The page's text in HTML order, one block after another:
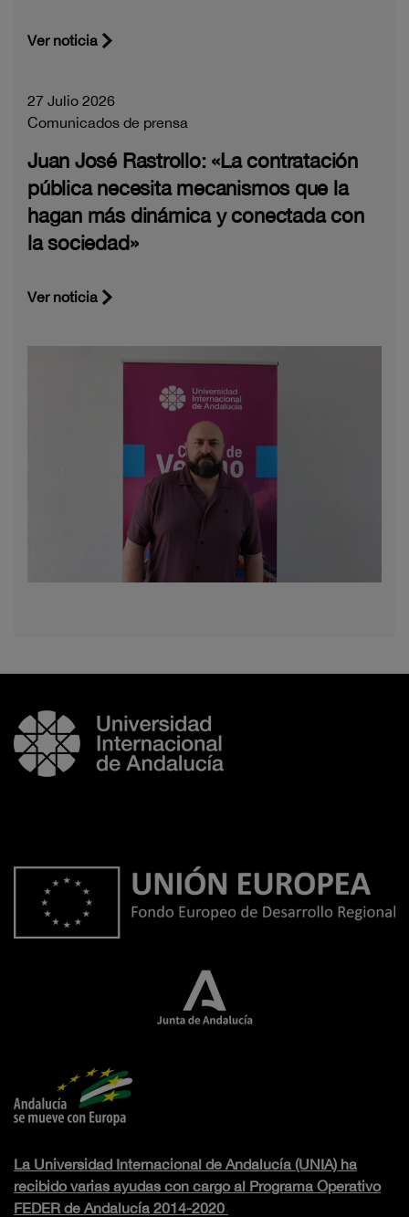
Ver noticia
27 Julio 2026
Comunicados de prensa
Juan José Rastrollo: «La contratación
pública necesita mecanismos que la
hagan más dinámica y conectada con
la sociedad»
Ver noticia
La Universidad Internacional de Andalucía (UNIA) ha
recibido varias ayudas con cargo al Programa Operativo
FEDER de Andalucía 2014-2020